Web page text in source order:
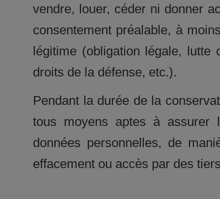
vendre, louer, céder ni donner
consentement préalable, à
légitime (obligation légale, lutte
droits de la défense, etc.).
Pendant la durée de la
tous moyens aptes à assurer
données personnelles, de
effacement ou accès par des